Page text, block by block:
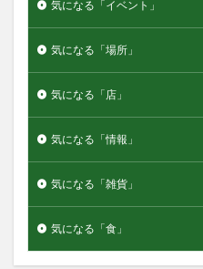
気になる「イベント」
気になる「場所」
気になる「店」
気になる「情報」
気になる「雑貨」
気になる「食」